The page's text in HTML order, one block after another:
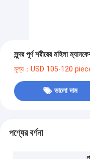
সুন্দর পূর্ণ শরীরের মহিলা
মূল্য：USD 105-120
ভালো দাম
পণ্যের বর্ণনা